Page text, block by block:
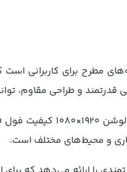
مطرح برای کاربرانی
و طراحی مقاوم،
و محیط‌های مختلف است.